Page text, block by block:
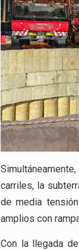
carriles, la
de media
amplios con
Con la llegada